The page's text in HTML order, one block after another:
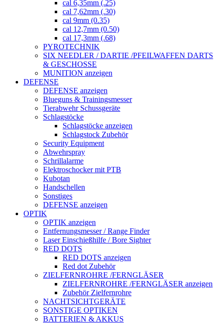
cal 6,35mm (.25)
cal 7,62mm (.30)
cal 9mm (0.35)
cal 12,7mm (0.50)
cal 17,3mm (.68)
PYROTECHNIK
SIX NEEDLER / DARTIE /PFEILWAFFEN DARTS
& GESCHOSSE
MUNITION anzeigen
DEFENSE
DEFENSE anzeigen
Blueguns & Trainingsmesser
Tierabwehr Schussgeräte
Schlagstöcke
Schlagstöcke anzeigen
Schlagstock Zubehör
Security Equipment
Abwehrspray
Schrillalarme
Elektroschocker mit PTB
Kubotan
Handschellen
Sonstiges
DEFENSE anzeigen
OPTIK
OPTIK anzeigen
Entfernungsmesser / Range Finder
Laser Einschießhilfe / Bore Sighter
RED DOTS
RED DOTS anzeigen
Red dot Zubehör
ZIELFERNROHRE /FERNGLÄSER
ZIELFERNROHRE /FERNGLÄSER anzeigen
Zubehör Zielfernrohre
NACHTSICHTGERÄTE
SONSTIGE OPTIKEN
BATTERIEN & AKKUS